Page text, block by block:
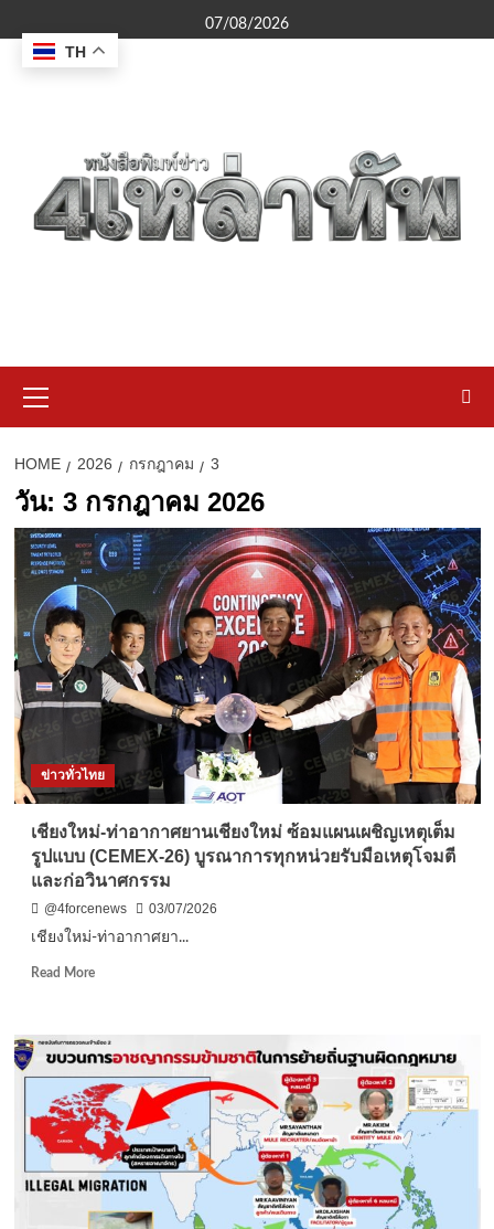
to
content
07/08/2026
Menu
HOME 2026 กรกฎาคม 3
วัน: 3 กรกฎาคม 2026
ข่าวทั่วไทย
เชียงใหม่-ท่าอากาศยานเชียงใหม่ ซ้อมแผนเผชิญเหตุเต็ม
รูปแบบ (CEMEX-26) บูรณาการทุกหน่วยรับมือเหตุโจมตี
และก่อวินาศกรรม
@4forcenews
03/07/2026
เชียงใหม่-ท่าอากาศยา...
Read MoreRead
ท่า
อากาศยาน
เชียงใหม่
ซ้อม
แผน
เผชิญ
เหตุ
รูป
TH